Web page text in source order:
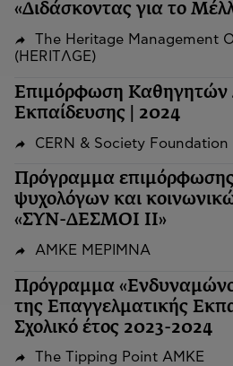
«Διδάσκοντας για το
The Heritage Management
(HERITΛGΕ)
Επιμόρφωση Καθηγητών
Εκπαίδευσης | 2024
CERN & Society Foundation
Πρόγραμμα
ψυχολόγων και
«ΣΥΝ-ΔΕΣΜΟΙ ΙΙ»
ΑΜΚΕ ΜΕΡΙΜΝΑ
Πρόγραμμα
της Επαγγελματικής
Σχολικό έτος 2023-2024
The Tipping Point ΑΜΚΕ